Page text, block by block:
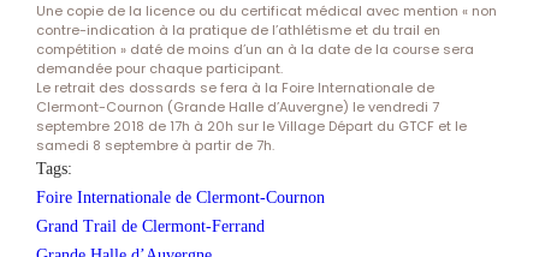
Une copie de la licence ou du certificat médical avec mention « non
contre-indication à la pratique de l’athlétisme et du trail en
compétition » daté de moins d’un an à la date de la course sera
demandée pour chaque participant.
Le retrait des dossards se fera à la Foire Internationale de
Clermont-Cournon (Grande Halle d’Auvergne) le vendredi 7
septembre 2018 de 17h à 20h sur le Village Départ du GTCF et le
samedi 8 septembre à partir de 7h.
Tags:
Foire Internationale de Clermont-Cournon
Grand Trail de Clermont-Ferrand